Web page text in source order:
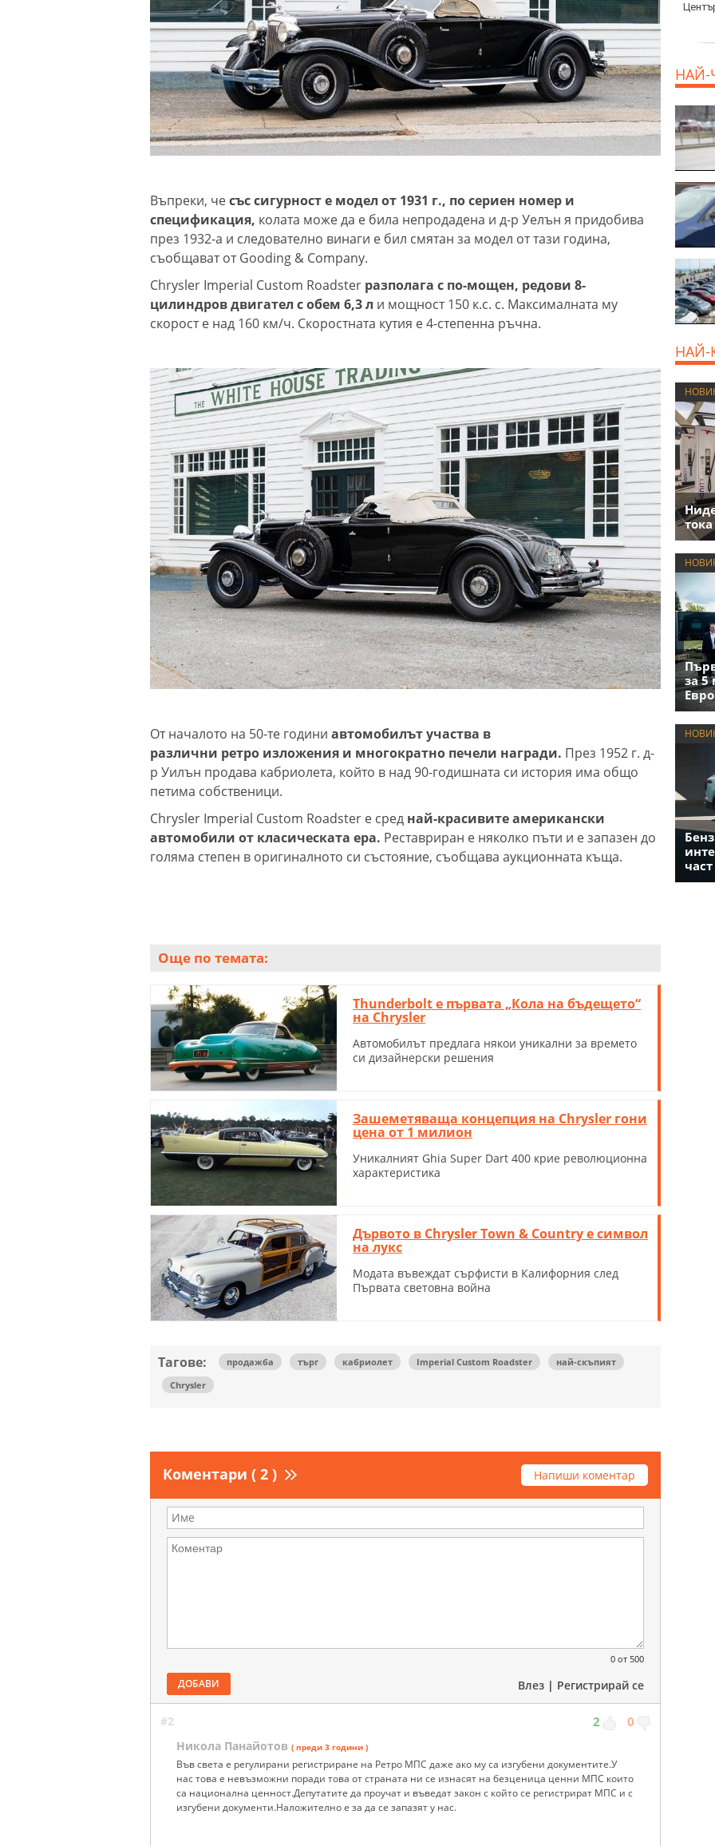
Въпреки, чесъс сигурност е модел от 1931 г., по сериен номер и
спецификация, колата може да е била непродадена и д-р Уелън я придобива
през 1932-а и следователно винаги е бил смятан за модел от тази година,
съобщават от Gooding & Company.
Chrysler Imperial Custom Roadster разполага с по-мощен, редови 8-
цилиндров двигател с обем 6,3 л и мощност 150 к.с. с. Максималната му
скорост е над 160 км/ч. Скоростната кутия е 4-степенна ръчна.
От началото на 50-те години автомобилът участва в
различни ретро изложения и многократно печели награди. През 1952 г. д-
р Уилън продава кабриолета, който в над 90-годишната си история има общо
петима собственици.
Chrysler Imperial Custom Roadster е сред най-красивите американски
автомобили от класическата ера. Реставриран е няколко пъти и е запазен до
голяма степен в оригиналното си състояние, съобщава аукционната къща.
Още по темата:
Thunderbolt е първата „Кола на бъдещето“
на Chrysler
Автомобилът предлага някои уникални за времето
си дизайнерски решения
Зашеметяваща концепция на Chrysler гони
цена от 1 милион
Уникалният Ghia Super Dart 400 крие революционна
характеристика
Дървото в Chrysler Town & Country е символ
на лукс
Модата въвеждат сърфисти в Калифорния след
Първата световна война
Тагове: продажба търг кабриолет Imperial Custom Roadster
най-скъпият
Chrysler
Коментари ( 2 ) Напиши коментар
0 от 500
ДОБАВИ Влез | Регистрирай се
#2 2 0
Никола Панайотов ( преди 3 години )
Във света е регулирани регистриране на Ретро МПС даже ако му са изгубени документите.У
нас това е невъзможни поради това от страната ни се изнасят на безценица ценни МПС които
са национална ценност.Депутатите да проучат и въведат закон с който се регистрират МПС и с
изгубени документи.Наложително е за да се запазят у нас.
сигнала през
последното денонощие
НАЙ-
НАЙ-
за 5
част